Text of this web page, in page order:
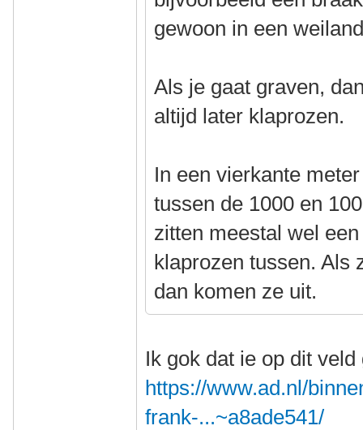
gewoon in een
Als je gaat graven,
altijd later klaprozen.
In een vierkante
tussen de 1000 en
zitten meestal wel
klaprozen tussen. Als
dan komen ze uit.
Ik gok dat ie op dit
https://www.ad.nl/
frank-...~a8ade541/